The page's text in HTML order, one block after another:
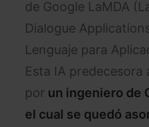
de Google LaMDA
Dialogue
Lenguaje para
Esta IA
por un ingeniero de
el cual se quedó